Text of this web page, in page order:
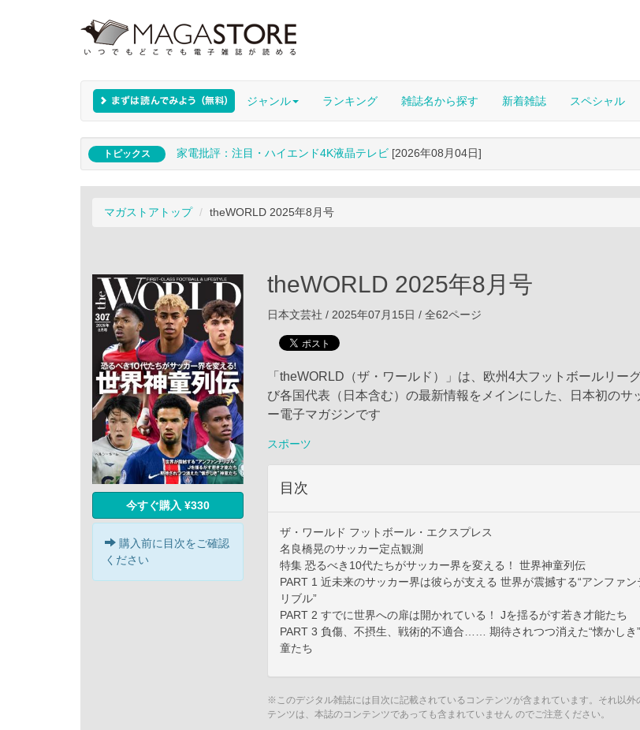
ジャンル ランキング 雑誌名から探す 新着雑誌 スペシャル
トピックス 家電批評：注目・ハイエンド4K液晶テレビ [2026年08月04日]
マガストアトップ theWORLD 2025年8月号
今すぐ購入 ¥330
購入前に目次をご確認
ください
theWORLD 2025年8月号
日本文芸社 / 2025年07月15日 / 全62ページ
「theWORLD（ザ・ワールド）」は、欧州4大フットボールリー
び各国代表（日本含む）の最新情報をメインにした、日本初のサ
ー電子マガジンです
スポーツ
目次
ザ・ワールド フットボール・エクスプレス
名良橋晃のサッカー定点観測
特集 恐るべき10代たちがサッカー界を変える！ 世界神童列伝
PART 1 近未来のサッカー界は彼らが支える 世界が震撼する“アンファン
リブル”
PART 2 すでに世界への扉は開かれている！ Jを揺るがす若き才能たち
PART 3 負傷、不摂生、戦術的不適合…… 期待されつつ消えた“懐かしき
童たち
※このデジタル雑誌には目次に記載されているコンテンツが含まれています。それ以外
テンツは、本誌のコンテンツであっても含まれていません のでご注意ください。